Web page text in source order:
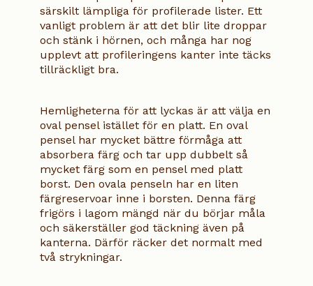
särskilt lämpliga för profilerade lister. Ett
vanligt problem är att det blir lite droppar
och stänk i hörnen, och många har nog
upplevt att profileringens kanter inte täcks
tillräckligt bra.
Hemligheterna för att lyckas är att välja en
oval pensel istället för en platt. En oval
pensel har mycket bättre förmåga att
absorbera färg och tar upp dubbelt så
mycket färg som en pensel med platt
borst. Den ovala penseln har en liten
färgreservoar inne i borsten. Denna färg
frigörs i lagom mängd när du börjar måla
och säkerställer god täckning även på
kanterna. Därför räcker det normalt med
två strykningar.